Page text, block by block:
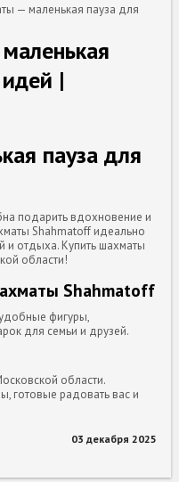
— маленькая пауза для
|
пауза для
подарить вдохновение и
Shahmatoff идеально
отдыха. Купить шахматы
области!
Shahmatoff
фигуры,
для семьи и друзей.
области.
готовые радовать вас и
03 декабря 2025